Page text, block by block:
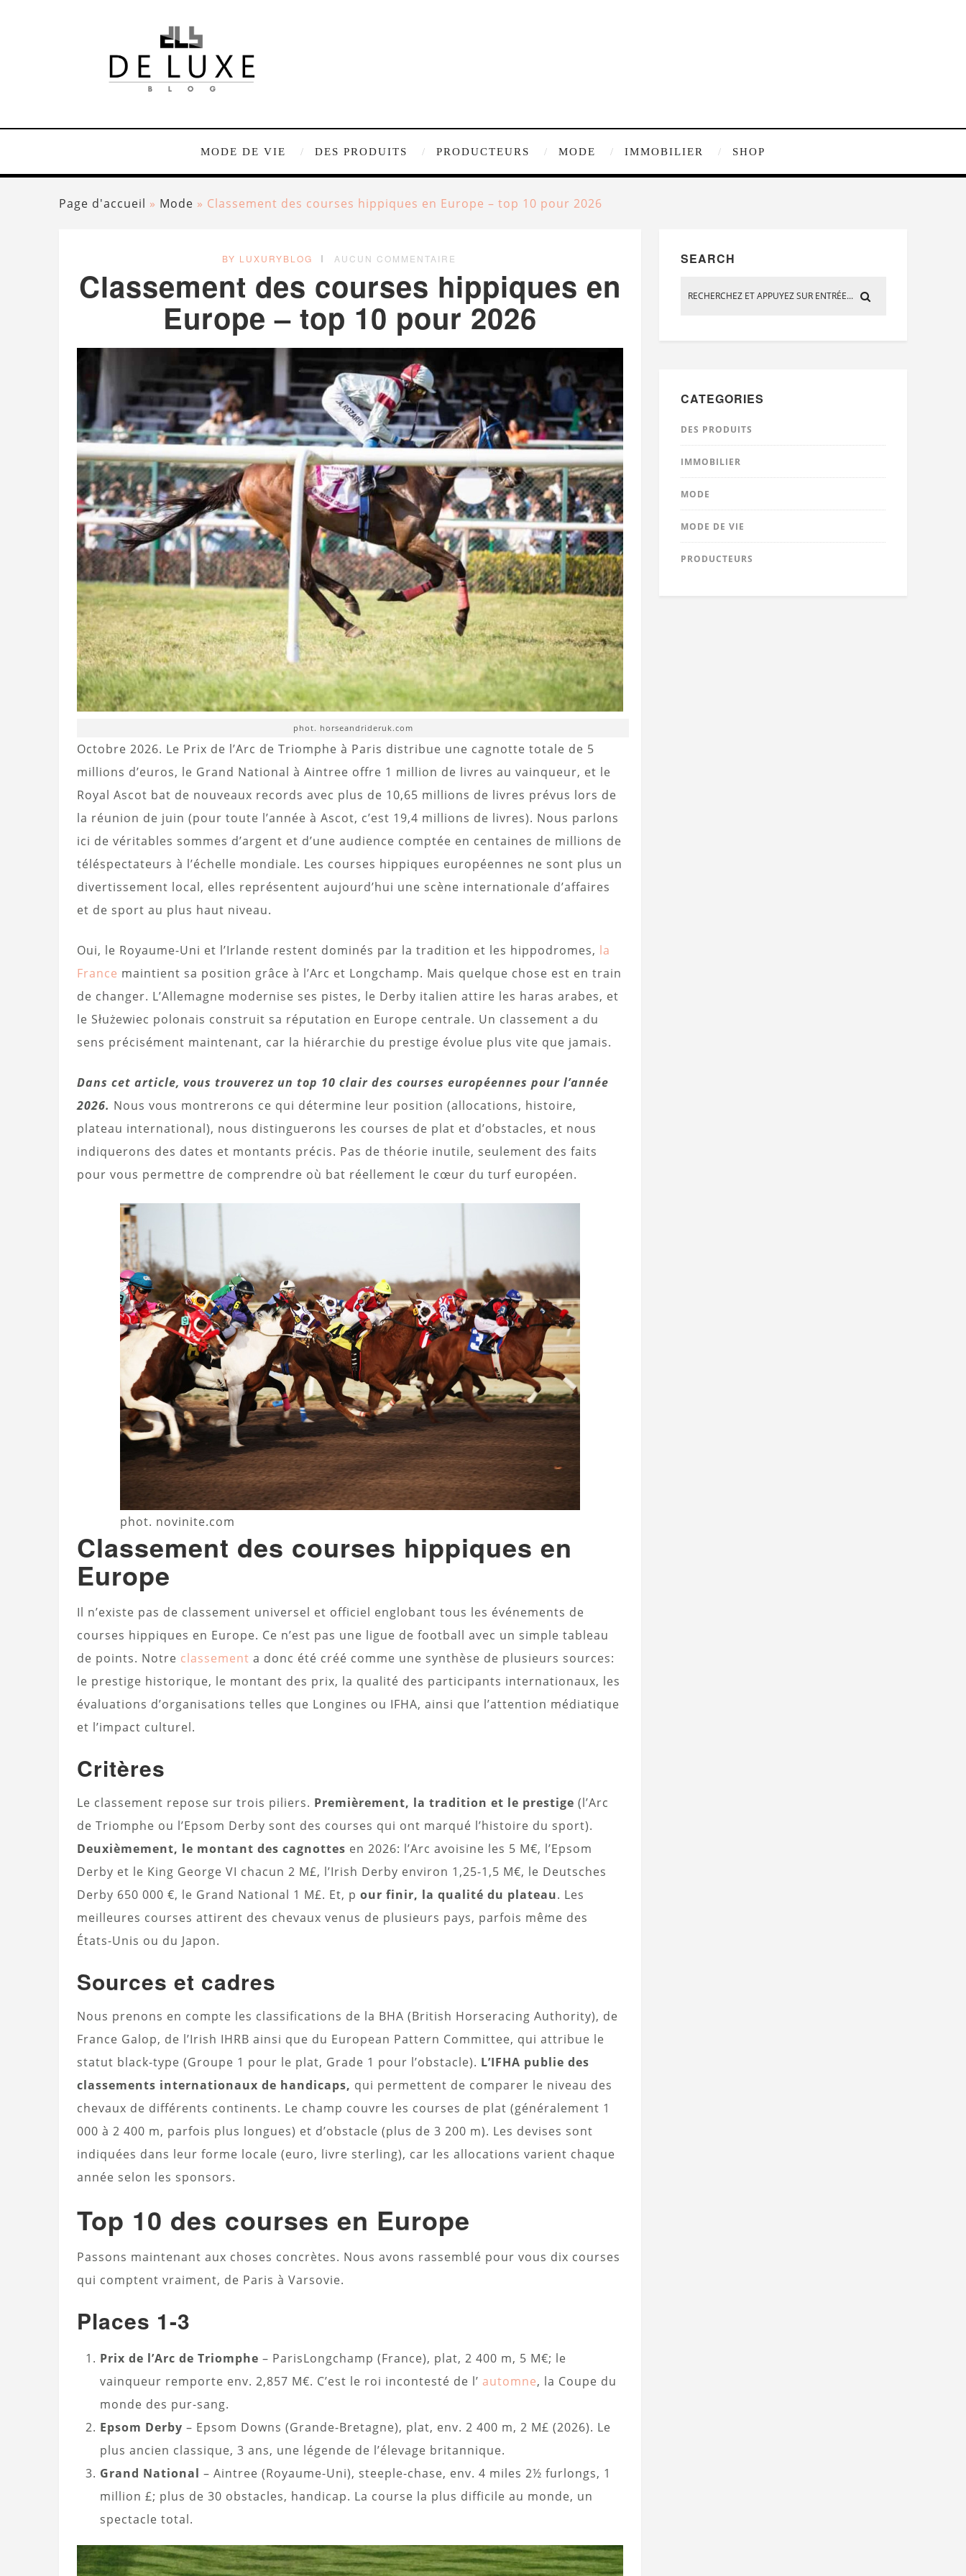
MODE DE VIE DES PRODUITS PRODUCTEURS MODE IMMOBILIER SHOP
Page d'accueil » Mode » Classement des courses hippiques en Europe – top 10 pour 2026
BY LUXURYBLOG AUCUN COMMENTAIRE
Classement des courses hippiques en
Europe – top 10 pour 2026
phot. horseandrideruk.com
Octobre 2026. Le Prix de l’Arc de Triomphe à Paris distribue une cagnotte totale de 5
millions d’euros, le Grand National à Aintree offre 1 million de livres au vainqueur, et le
Royal Ascot bat de nouveaux records avec plus de 10,65 millions de livres prévus lors de
la réunion de juin (pour toute l’année à Ascot, c’est 19,4 millions de livres). Nous parlons
ici de véritables sommes d’argent et d’une audience comptée en centaines de millions de
téléspectateurs à l’échelle mondiale. Les courses hippiques européennes ne sont plus un
divertissement local, elles représentent aujourd’hui une scène internationale d’affaires
et de sport au plus haut niveau.
Oui, le Royaume-Uni et l’Irlande restent dominés par la tradition et les hippodromes, la
France maintient sa position grâce à l’Arc et Longchamp. Mais quelque chose est en train
de changer. L’Allemagne modernise ses pistes, le Derby italien attire les haras arabes, et
le Służewiec polonais construit sa réputation en Europe centrale. Un classement a du
sens précisément maintenant, car la hiérarchie du prestige évolue plus vite que jamais.
Dans cet article, vous trouverez un top 10 clair des courses européennes pour l’année
2026. Nous vous montrerons ce qui détermine leur position (allocations, histoire,
plateau international), nous distinguerons les courses de plat et d’obstacles, et nous
indiquerons des dates et montants précis. Pas de théorie inutile, seulement des faits
pour vous permettre de comprendre où bat réellement le cœur du turf européen.
phot. novinite.com
Classement des courses hippiques en
Europe
Il n’existe pas de classement universel et officiel englobant tous les événements de
courses hippiques en Europe. Ce n’est pas une ligue de football avec un simple tableau
de points. Notre classement a donc été créé comme une synthèse de plusieurs sources:
le prestige historique, le montant des prix, la qualité des participants internationaux, les
évaluations d’organisations telles que Longines ou IFHA, ainsi que l’attention médiatique
et l’impact culturel.
Critères
Le classement repose sur trois piliers. Premièrement, la tradition et le prestige (l’Arc
de Triomphe ou l’Epsom Derby sont des courses qui ont marqué l’histoire du sport).
Deuxièmement, le montant des cagnottes en 2026: l’Arc avoisine les 5 M€, l’Epsom
Derby et le King George VI chacun 2 M£, l’Irish Derby environ 1,25-1,5 M€, le Deutsches
Derby 650 000 €, le Grand National 1 M£. Et, p our finir, la qualité du plateau. Les
meilleures courses attirent des chevaux venus de plusieurs pays, parfois même des
États-Unis ou du Japon.
Sources et cadres
Nous prenons en compte les classifications de la BHA (British Horseracing Authority), de
France Galop, de l’Irish IHRB ainsi que du European Pattern Committee, qui attribue le
statut black-type (Groupe 1 pour le plat, Grade 1 pour l’obstacle). L’IFHA publie des
classements internationaux de handicaps, qui permettent de comparer le niveau des
chevaux de différents continents. Le champ couvre les courses de plat (généralement 1
000 à 2 400 m, parfois plus longues) et d’obstacle (plus de 3 200 m). Les devises sont
indiquées dans leur forme locale (euro, livre sterling), car les allocations varient chaque
année selon les sponsors.
Top 10 des courses en Europe
Passons maintenant aux choses concrètes. Nous avons rassemblé pour vous dix courses
qui comptent vraiment, de Paris à Varsovie.
Places 1-3
Prix de l’Arc de Triomphe – ParisLongchamp (France), plat, 2 400 m, 5 M€; le
vainqueur remporte env. 2,857 M€. C’est le roi incontesté de l’ automne, la Coupe du
monde des pur-sang.
Epsom Derby – Epsom Downs (Grande-Bretagne), plat, env. 2 400 m, 2 M£ (2026). Le
plus ancien classique, 3 ans, une légende de l’élevage britannique.
Grand National – Aintree (Royaume-Uni), steeple-chase, env. 4 miles 2½ furlongs, 1
million £; plus de 30 obstacles, handicap. La course la plus difficile au monde, un
spectacle total.
SEARCH
CATEGORIES
DES PRODUITS
IMMOBILIER
MODE
MODE DE VIE
PRODUCTEURS